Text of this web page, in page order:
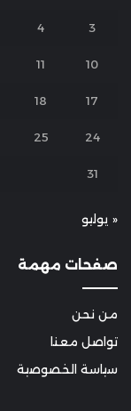
3
4
10
11
17
18
24
25
31
« يوليو
صفحات مهمة
من نحن
تواصل معنا
سياسة الخصوصية